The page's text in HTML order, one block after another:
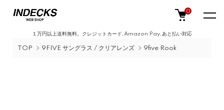
１万円以上送料無料。クレジットカード,Amazon Pay,あと払い対応
0
TOP 9FIVE サングラス / クリアレンズ 9five Rook